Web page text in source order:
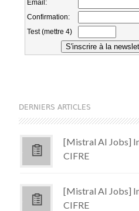
DERNIERS ARTICLES
[Mistral AI Jobs]
CIFRE
[Mistral AI Jobs]
CIFRE